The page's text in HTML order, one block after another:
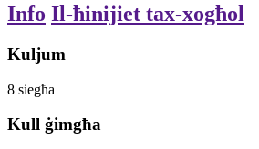
Info Il-ħinijiet tax-xogħol
Kuljum
8 siegħa
Kull ġimgħa